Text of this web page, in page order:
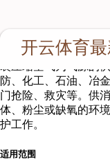
正压式空气呼吸器（
防、化工、石油、冶
门抢险、救灾等。供
体、粉尘或缺氧的环
护工作。
适用范围